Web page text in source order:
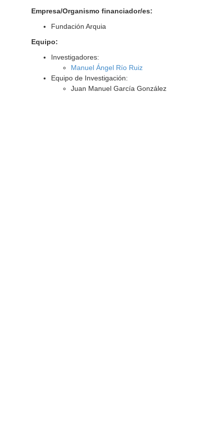
Empresa/Organismo financiador/es:
Fundación Arquia
Equipo:
Investigadores:
Manuel Ángel Río Ruiz
Equipo de Investigación:
Juan Manuel García González